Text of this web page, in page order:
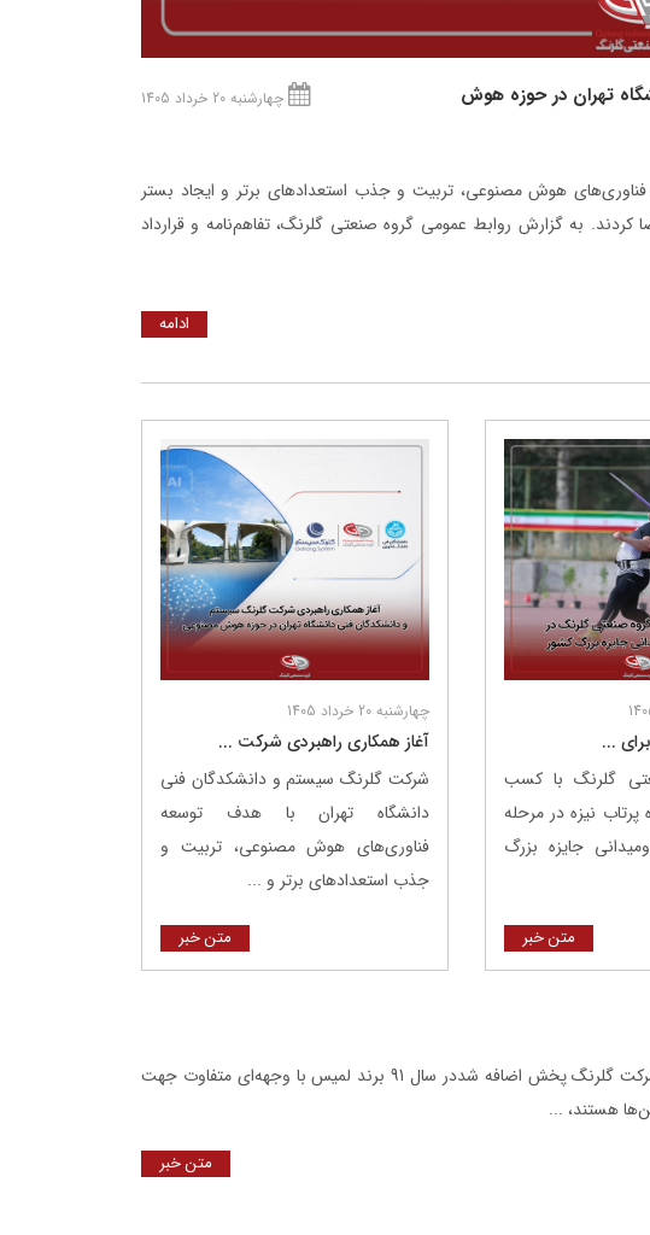
تهران در حوزه هوش
چهارشنبه 20 خرداد 1405
هوش مصنوعی، تربیت و جذب استعدادهای برتر و ایجاد بستر
کردند. به گزارش روابط عمومی گروه صنعتی گلرنگ، تفاهم‌نامه و قرارداد
ادامه
گلرنگ با کسب
پرتاب نیزه در مرحله
جایزه بزرگ
متن خبر
چهارشنبه 20 خرداد 1405
آغاز همکاری راهبردی شرکت ...
شرکت گلرنگ ‌سیستم و دانشکدگان فنی
دانشگاه تهران با هدف توسعه
فناوری‌های هوش مصنوعی، تربیت و
جذب استعدادهای برتر و ...
متن خبر
نرم کننده حوله و لباس لمیس به سبد محصولات شرکت گلرنگ پخش اضافه شددر سال 91 برند لمیس با وجهه‌ای متفاوت جهت
هستند، ...
متن خبر